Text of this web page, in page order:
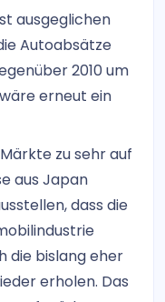
ausgeglichen
Autoabsätze
2010 um
erneut ein
zu sehr auf
aus Japan
dass die
die bislang eher
erholen. Das